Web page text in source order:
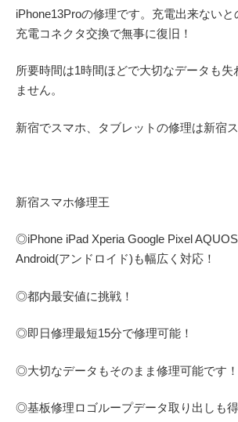
iPhone13Proの修理です。充電出来ないと
充電コネクタ交換で無事に復旧！
所要時間は1時間ほどで大切なデータも失
ません。
新宿でスマホ、タブレットの修理は新宿
新宿スマホ修理王
◎iPhone iPad Xperia Google Pixel
Android(アンドロイド) も幅広く対応！
◎都内最安値に挑戦！
◎即日修理最短15分で修理可能！
◎大切なデータもそのまま修理可能です！
◎基板修理ロゴループデータ取り出しも